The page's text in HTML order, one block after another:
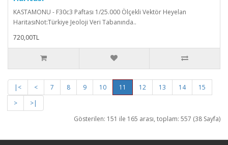
KASTAMONU - F30c3 Paftası 1/25.000 Ölçekli Vektör Heyelan
HaritasıNot:Türkiye Jeoloji Veri Tabanında..
720,00TL
|< < 7 8 9 10 11 12 13 14
15
>
>|
Gösterilen: 151 ile 165 arası, toplam: 557 (38 Sayfa)